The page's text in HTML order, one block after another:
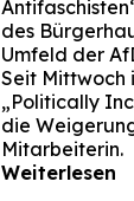
des
Umfeld der
Seit Mittwoch
„Politically
die
Mitarbeiterin.
Weiterlesen